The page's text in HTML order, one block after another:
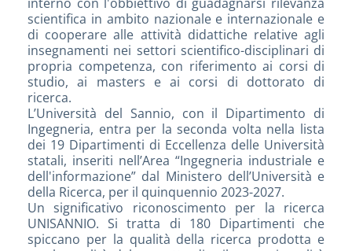
scientifica in ambito nazionale e internazionale e
di cooperare alle attività didattiche relative agli
insegnamenti nei settori scientifico-disciplinari di
propria competenza, con riferimento ai corsi di
studio, ai masters e ai corsi di dottorato di
ricerca.
L’Università del Sannio, con il Dipartimento di
Ingegneria, entra per la seconda volta nella lista
dei 19 Dipartimenti di Eccellenza delle Università
statali, inseriti nell’Area “Ingegneria industriale e
dell'informazione” dal Ministero dell’Università e
della Ricerca, per il quinquennio 2023-2027.
Un significativo riconoscimento per la ricerca
UNISANNIO. Si tratta di 180 Dipartimenti che
spiccano per la qualità della ricerca prodotta e